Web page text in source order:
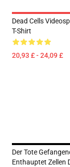
Dead Cells
T-Shirt
20,93 £ - 24,09 £
Der Tote
Enthauptet Zellen